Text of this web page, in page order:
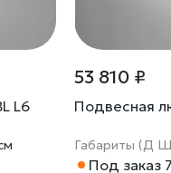
L6
53 810 ₽
Подвесная
Габариты (Д
Под заказ